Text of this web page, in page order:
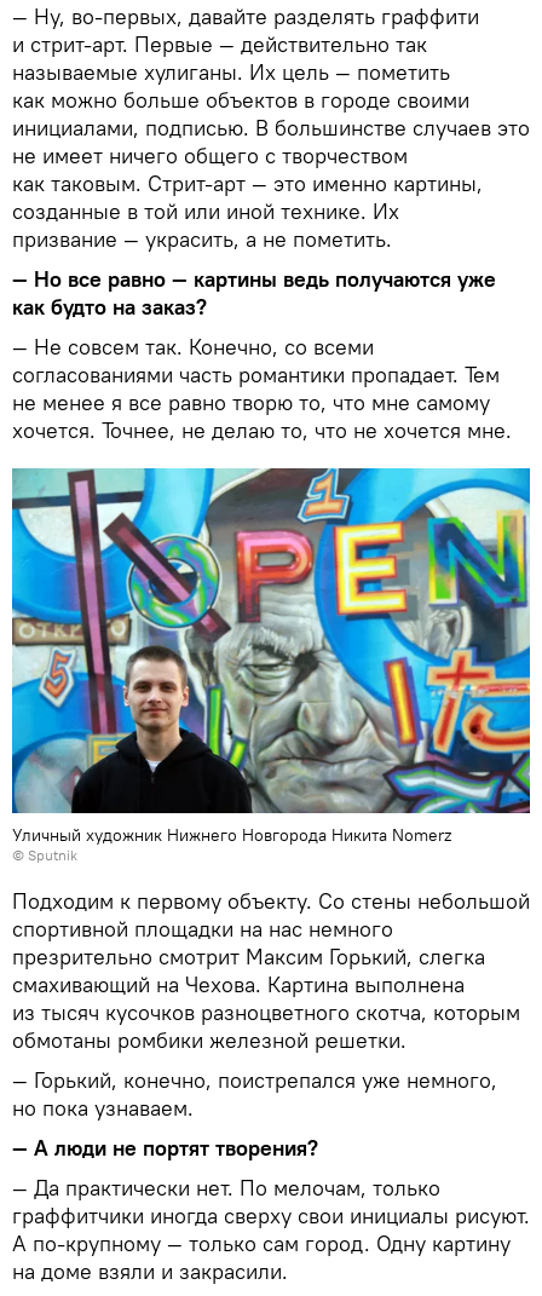
— Ну, во-первых, давайте разделять граффити
и стрит-арт. Первые — действительно так
называемые хулиганы. Их цель — пометить
как можно больше объектов в городе своими
инициалами, подписью. В большинстве случаев это
не имеет ничего общего с творчеством
как таковым. Стрит-арт — это именно картины,
созданные в той или иной технике. Их
призвание — украсить, а не пометить.
— Но все равно — картины ведь получаются уже
как будто на заказ?
— Не совсем так. Конечно, со всеми
согласованиями часть романтики пропадает. Тем
не менее я все равно творю то, что мне самому
хочется. Точнее, не делаю то, что не хочется мне.
Уличный художник Нижнего Новгорода Никита Nomerz
© Sputnik
Подходим к первому объекту. Со стены небольшой
спортивной площадки на нас немного
презрительно смотрит Максим Горький, слегка
смахивающий на Чехова. Картина выполнена
из тысяч кусочков разноцветного скотча, которым
обмотаны ромбики железной решетки.
— Горький, конечно, поистрепался уже немного,
но пока узнаваем.
— А люди не портят творения?
— Да практически нет. По мелочам, только
граффитчики иногда сверху свои инициалы рисуют.
А по-крупному — только сам город. Одну картину
на доме взяли и закрасили.